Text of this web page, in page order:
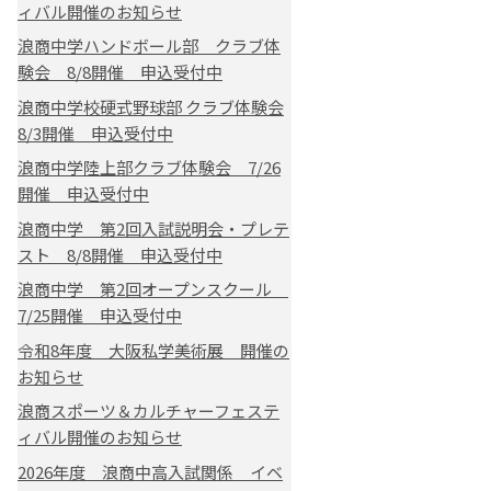
ィバル開催のお知らせ
浪商中学ハンドボール部 クラブ体
験会 8/8開催 申込受付中
浪商中学校硬式野球部 クラブ体験会
8/3開催 申込受付中
浪商中学陸上部クラブ体験会 7/26
開催 申込受付中
浪商中学 第2回入試説明会・プレテ
スト 8/8開催 申込受付中
浪商中学 第2回オープンスクール
7/25開催 申込受付中
令和8年度 大阪私学美術展 開催の
お知らせ
浪商スポーツ＆カルチャーフェステ
ィバル開催のお知らせ
2026年度 浪商中高入試関係 イベ